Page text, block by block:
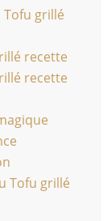
grillé
recette
recette
Tofu grillé